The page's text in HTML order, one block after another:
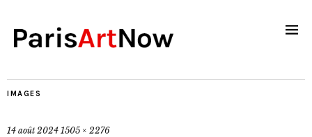
IMAGES
14 août 2024 1505 × 2276